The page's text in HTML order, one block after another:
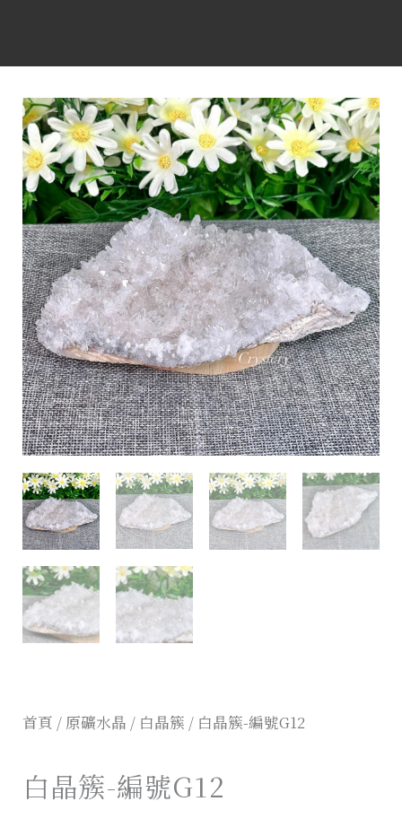
首頁 / 原礦水晶 / 白晶簇 / 白晶簇-編號G12
白晶簇-編號G12